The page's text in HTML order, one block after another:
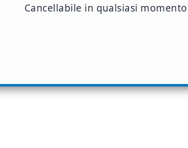
Cancellabile in qualsiasi momento